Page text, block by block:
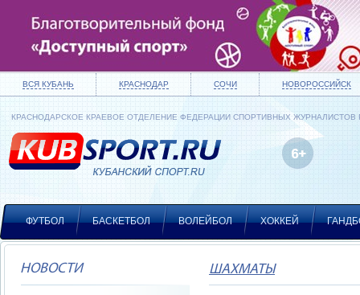
ВСЯ КУБАНЬ КРАСНОДАР СОЧИ НОВОРОССИЙСК
КРАСНОДАРСКОЕ КРАЕВОЕ ОТДЕЛЕНИЕ ФЕДЕРАЦИИ СПОРТИВНЫХ ЖУРНАЛИСТОВ
ФУТБОЛ БАСКЕТБОЛ ВОЛЕЙБОЛ ХОККЕЙ
НОВОСТИ ШАХМАТЫ